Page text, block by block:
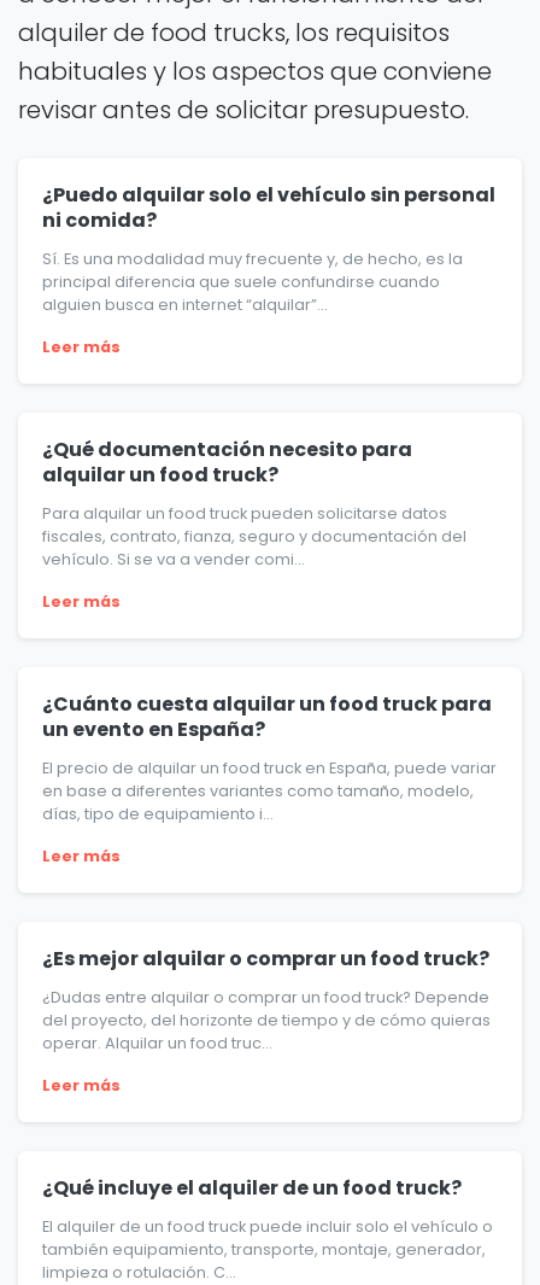
alquiler de food trucks, los requisitos
habituales y los aspectos que conviene
revisar antes de solicitar presupuesto.
¿Puedo alquilar solo el vehículo sin personal
ni comida?
Sí. Es una modalidad muy frecuente y, de hecho, es la
principal diferencia que suele confundirse cuando
alguien busca en internet “alquilar”...
Leer más
¿Qué documentación necesito para
alquilar un food truck?
Para alquilar un food truck pueden solicitarse datos
fiscales, contrato, fianza, seguro y documentación del
vehículo. Si se va a vender comi...
Leer más
¿Cuánto cuesta alquilar un food truck para
un evento en España?
El precio de alquilar un food truck en España, puede variar
en base a diferentes variantes como tamaño, modelo,
días, tipo de equipamiento i...
Leer más
¿Es mejor alquilar o comprar un food truck?
¿Dudas entre alquilar o comprar un food truck? Depende
del proyecto, del horizonte de tiempo y de cómo quieras
operar. Alquilar un food truc...
Leer más
¿Qué incluye el alquiler de un food truck?
El alquiler de un food truck puede incluir solo el vehículo o
también equipamiento, transporte, montaje, generador,
limpieza o rotulación. C...